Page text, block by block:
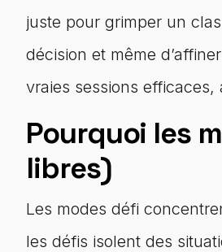
juste pour grimper un
décision et même
vraies sessions
Pourquoi les
libres)
Les modes défi
les défis isolent des